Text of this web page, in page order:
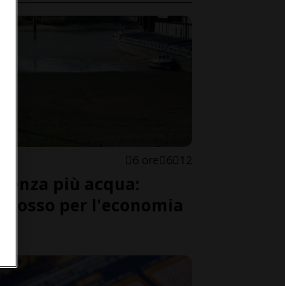
6 ore 6 12
senza più acqua:
rosso per l'economia